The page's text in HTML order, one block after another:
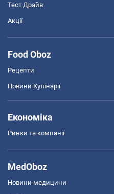
Тест Драйв
Акції
Food Oboz
Рецепти
Новини Кулінарії
Економіка
Ринки та компанії
MedOboz
Новини медицини